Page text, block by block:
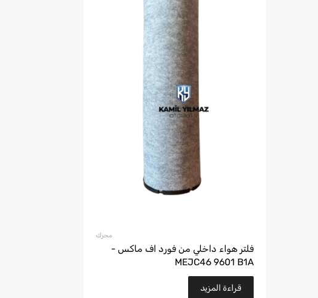
محرك
فلتر هواء داخلي من فورد اف ماكس -
MEJC46 9601 B1A
قراءة المزيد